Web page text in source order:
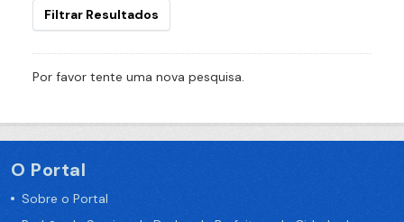
Filtrar Resultados
Por favor tente uma nova pesquisa.
O Portal
Sobre o Portal